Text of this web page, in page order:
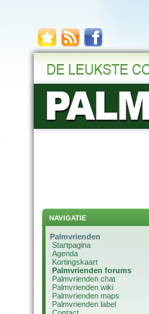
NAVIGATIE
Palmvrienden
Startpagina
Agenda
Kortingskaart
Palmvrienden forums
Palmvrienden chat
Palmvrienden wiki
Palmvrienden maps
Palmvrienden label